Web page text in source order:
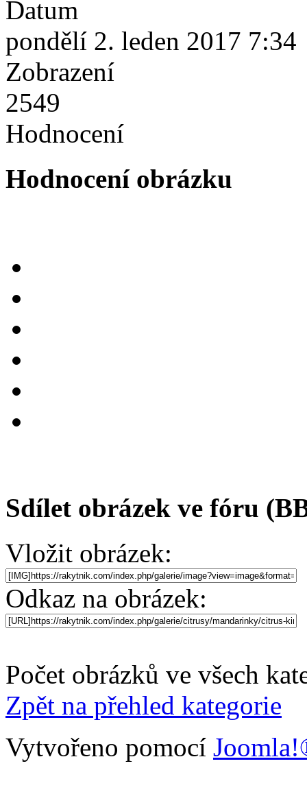
Datum
pondělí 2. leden 2017 7:34
Zobrazení
2549
Hodnocení
Hodnocení obrázku
Sdílet obrázek ve fóru
Vložit obrázek:
Odkaz na obrázek:
Počet obrázků ve všech
Zpět na přehled kategorie
Vytvořeno pomocí